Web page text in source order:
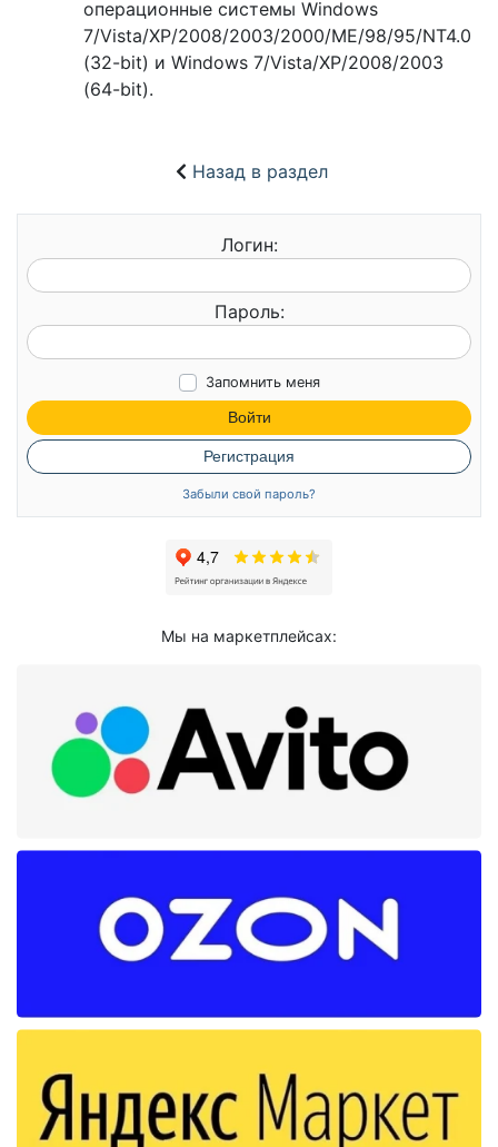
операционные системы Windows
7/Vista/XP/2008/2003/2000/ME/98/95/NT4.0
(32-bit) и Windows 7/Vista/XP/2008/2003
(64-bit).
Назад в раздел
Логин:
Пароль:
Запомнить меня
Войти
Регистрация
Забыли свой пароль?
Мы на маркетплейсах: